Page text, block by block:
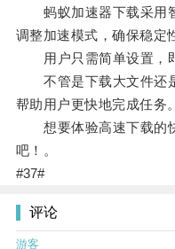
蚂蚁加速器下载采用智
调整加速模式，确保稳定
用户只需简单设置，即
不管是下载大文件还
帮助用户更快地完成任务。
想要体验高速下载的快
吧！。
#37#
评论
游客